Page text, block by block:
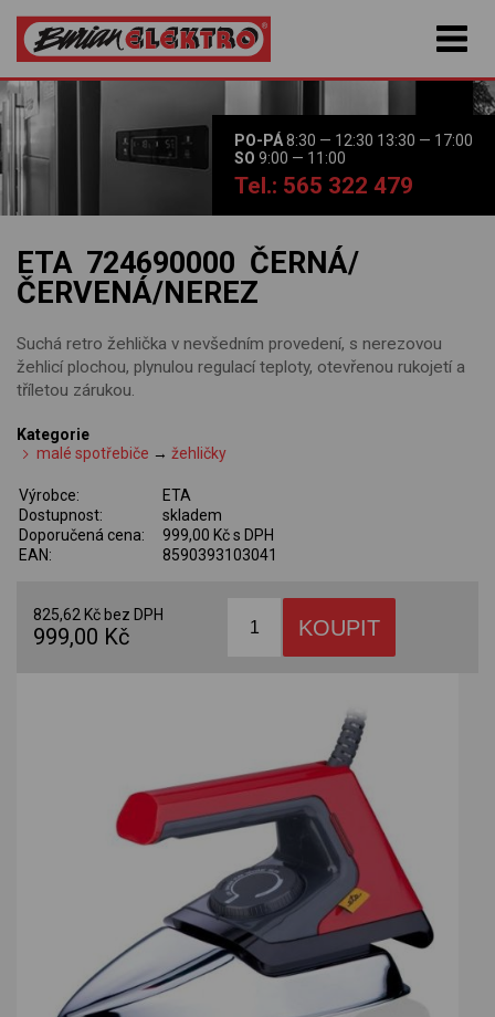
PO-PÁ8:30 — 12:30 13:30 — 17:00
SO 9:00 — 11:00
Tel.: 565 322 479
ETA 724690000 ČERNÁ/
ČERVENÁ/NEREZ
Suchá retro žehlička v nevšedním provedení, s nerezovou
žehlicí plochou, plynulou regulací teploty, otevřenou rukojetí a
tříletou zárukou.
Kategorie
malé spotřebiče →žehličky
Výrobce:
ETA
Dostupnost:
skladem
Doporučená cena:
999,00 Kč s DPH
EAN:
8590393103041
825,62 Kč bez DPH
999,00 Kč